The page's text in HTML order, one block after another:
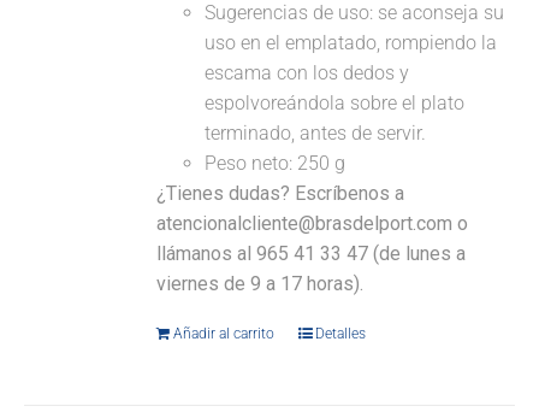
Sugerencias de uso: se aconseja su
uso en el emplatado, rompiendo la
escama con los dedos y
espolvoreándola sobre el plato
terminado, antes de servir.
Peso neto: 250 g
¿Tienes dudas? Escríbenos a
atencionalcliente@brasdelport.com o
llámanos al 965 41 33 47 (de lunes a
viernes de 9 a 17 horas).
Añadir al carrito Detalles